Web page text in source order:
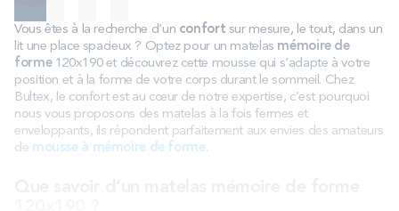
Vous êtes à la recherche d’un confort sur mesure, le tout, dans un
lit une place spacieux ? Optez pour un matelas mémoire de
forme120x190 et découvrez cette mousse qui s’adapte à votre
position et à la forme de votre corps durant le sommeil. Chez
Bultex, le confort est au cœur de notre expertise, c’est pourquoi
nous vous proposons des matelas à la fois fermes et
enveloppants, ils répondent parfaitement aux envies des amateurs
de mousse à mémoire de forme.